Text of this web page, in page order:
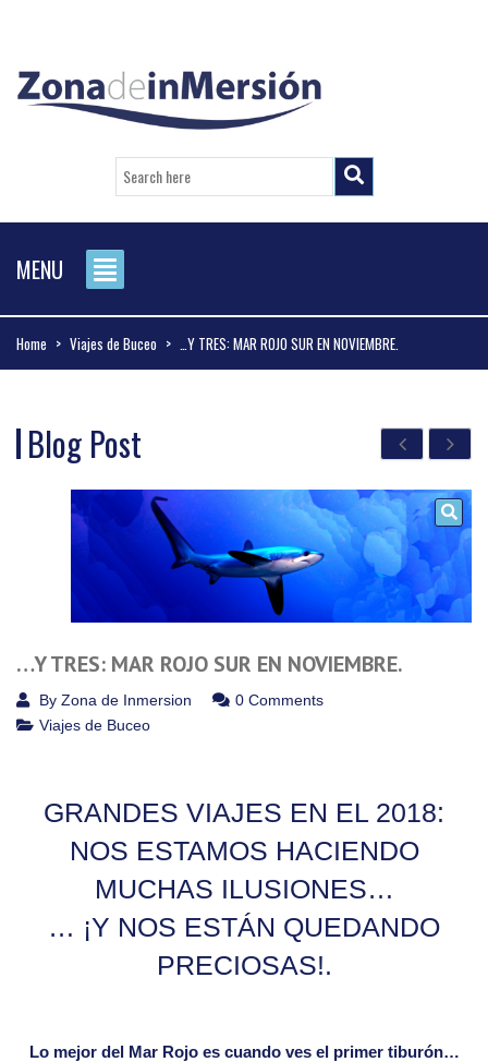
MENU
Home > Viajes de Buceo > …Y TRES: MAR ROJO SUR EN NOVIEMBRE.
Blog Post
…Y TRES: MAR ROJO SUR EN NOVIEMBRE.
By Zona de Inmersion
0 Comments
Viajes de Buceo
GRANDES VIAJES EN EL 2018:
NOS ESTAMOS HACIENDO
MUCHAS ILUSIONES…
… ¡Y NOS ESTÁN QUEDANDO
PRECIOSAS!.
Lo mejor del Mar Rojo es cuando ves el primer tiburón…